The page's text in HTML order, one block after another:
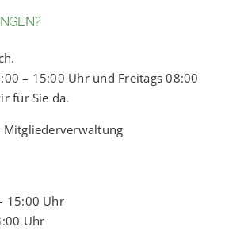
– 15:00 Uhr und Freitags 08:00
für Sie da.
Mitgliederverwaltung
15:00 Uhr
Uhr